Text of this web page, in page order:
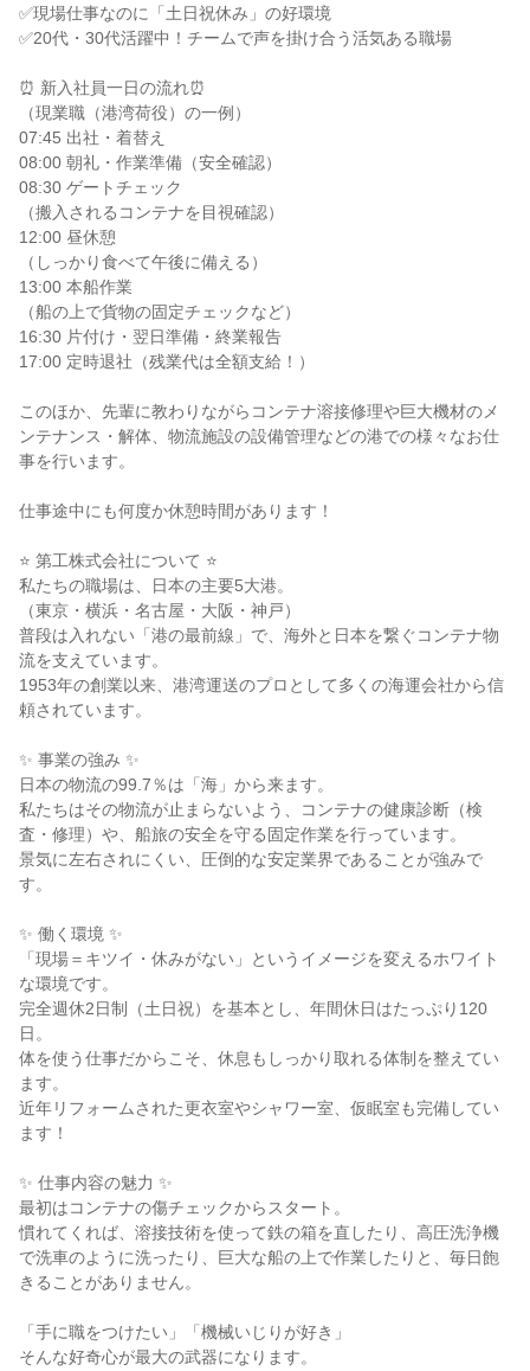
✅現場仕事なのに「土日祝休み」の好環境
✅20代・30代活躍中！チームで声を掛け合う活気ある職場
⏰ 新入社員一日の流れ⏰
（現業職（港湾荷役）の一例）
07:45 出社・着替え
08:00 朝礼・作業準備（安全確認）
08:30 ゲートチェック
（搬入されるコンテナを目視確認）
12:00 昼休憩
（しっかり食べて午後に備える）
13:00 本船作業
（船の上で貨物の固定チェックなど）
16:30 片付け・翌日準備・終業報告
17:00 定時退社（残業代は全額支給！）
このほか、先輩に教わりながらコンテナ溶接修理や巨大機材のメ
ンテナンス・解体、物流施設の設備管理などの港での様々なお仕
事を行います。
仕事途中にも何度か休憩時間があります！
⭐ 第工株式会社について ⭐
私たちの職場は、日本の主要5大港。
（東京・横浜・名古屋・大阪・神戸）
普段は入れない「港の最前線」で、海外と日本を繋ぐコンテナ物
流を支えています。
1953年の創業以来、港湾運送のプロとして多くの海運会社から信
頼されています。
✨ 事業の強み ✨
日本の物流の99.7％は「海」から来ます。
私たちはその物流が止まらないよう、コンテナの健康診断（検
査・修理）や、船旅の安全を守る固定作業を行っています。
景気に左右されにくい、圧倒的な安定業界であることが強みで
す。
✨ 働く環境 ✨
「現場＝キツイ・休みがない」というイメージを変えるホワイト
な環境です。
完全週休2日制（土日祝）を基本とし、年間休日はたっぷり120
日。
体を使う仕事だからこそ、休息もしっかり取れる体制を整えてい
ます。
近年リフォームされた更衣室やシャワー室、仮眠室も完備してい
ます！
✨ 仕事内容の魅力 ✨
最初はコンテナの傷チェックからスタート。
慣れてくれば、溶接技術を使って鉄の箱を直したり、高圧洗浄機
で洗車のように洗ったり、巨大な船の上で作業したりと、毎日飽
きることがありません。
「手に職をつけたい」「機械いじりが好き」
そんな好奇心が最大の武器になります。